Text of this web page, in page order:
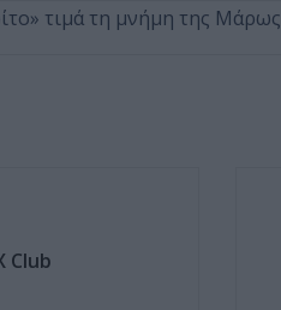
τιμά τη μνήμη της
Club